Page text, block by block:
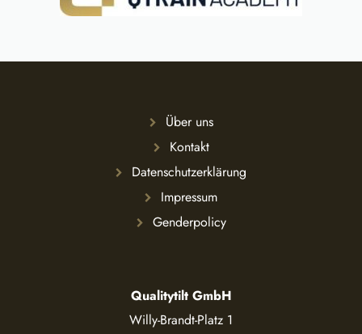
Über uns
Kontakt
Datenschutzerklärung
Impressum
Genderpolicy
Qualitytilt GmbH
Willy-Brandt-Platz 1